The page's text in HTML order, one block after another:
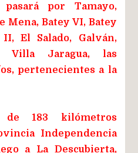
por Tamayo,
Mena, Batey VI, Batey
El Salado, Galván,
Villa Jaragua, las
pertenecientes a la
183 kilómetros
Independencia
a La Descubierta,